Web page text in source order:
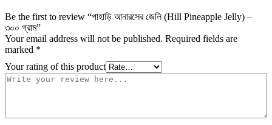
Be the first to review “পাহাড়ি আনারসের জেলি (Hill Pineapple Jelly) –
৩০০ গ্রাম”
Your email address will not be published. Required fields are
marked *
Your rating of this product